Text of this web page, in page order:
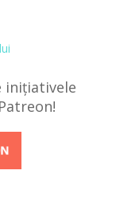
inițiativele